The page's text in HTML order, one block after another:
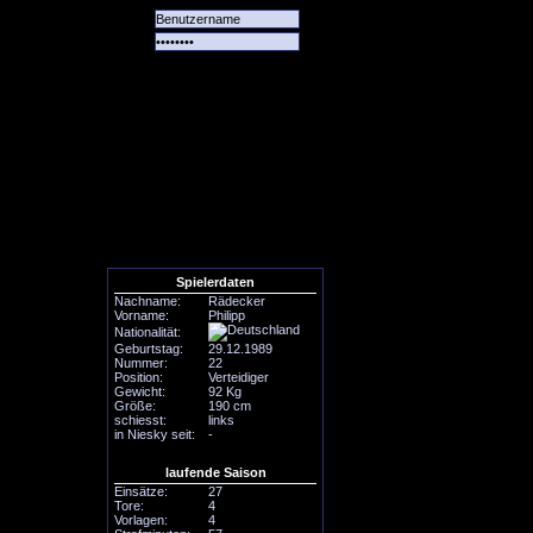
Spielerdaten
Nachname:
Rädecker
Vorname:
Philipp
Nationalität:
Geburtstag:
29.12.1989
Nummer:
22
Position:
Verteidiger
Gewicht:
92 Kg
Größe:
190 cm
schiesst:
links
in Niesky seit:
-
laufende Saison
Einsätze:
27
Tore:
4
Vorlagen:
4